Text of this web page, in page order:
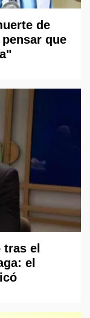
de
que
tras el
el